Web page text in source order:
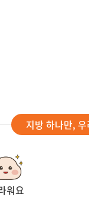
지방 하나만,
워요